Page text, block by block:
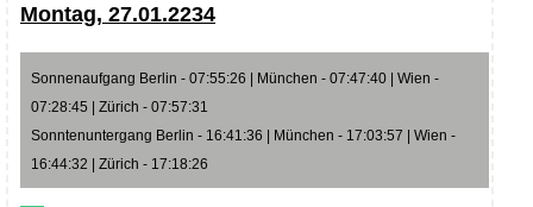
Montag, 27.01.2234
Sonnenaufgang Berlin - 07:55:26 | München - 07:47:40 | Wien -
07:28:45 | Zürich - 07:57:31
Sonntenuntergang Berlin - 16:41:36 | München - 17:03:57 | Wien -
16:44:32 | Zürich - 17:18:26